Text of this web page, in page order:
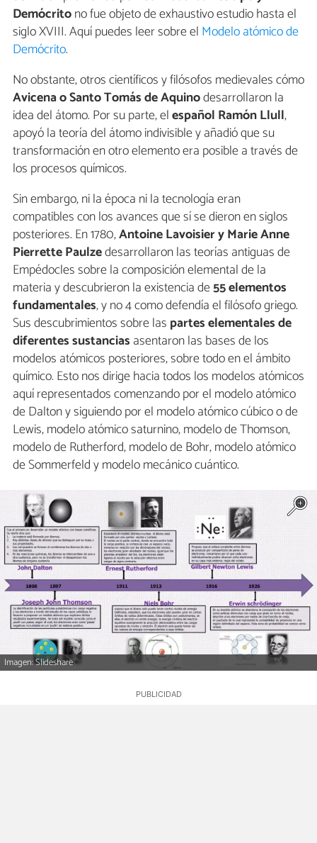
Demócritono fue objeto de exhaustivo estudio hasta el
siglo XVIII. Aquí puedes leer sobre el Modelo atómico de
Demócrito.
No obstante, otros científicos y filósofos medievales cómo
Avicena o Santo Tomás de Aquinodesarrollaron la
idea del átomo. Por su parte, elespañol Ramón Llull,
apoyó la teoría del átomo indivisible y añadió que su
transformación en otro elemento era posible a través de
los procesos químicos.
Sin embargo, ni la época ni la tecnología eran
compatibles con los avances que sí se dieron en siglos
posteriores. En 1780,Antoine Lavoisier y Marie Anne
Pierrette Paulzedesarrollaron las teorías antiguas de
Empédocles sobre la composición elemental de la
materia y descubrieron la existencia de55 elementos
fundamentales, y no 4 como defendía el filósofo griego.
Sus descubrimientos sobre las partes elementales de
diferentes sustancias asentaron las bases de los
modelos atómicos posteriores, sobre todo en el ámbito
químico. Esto nos dirige hacia todos los modelos atómicos
aquí representados comenzando por el modelo atómico
de Dalton y siguiendo por el modelo atómico cúbico o de
Lewis, modelo atómico saturnino, modelo de Thomson,
modelo de Rutherford, modelo de Bohr, modelo atómico
de Sommerfeld y modelo mecánico cuántico.
Imagen: Slideshare